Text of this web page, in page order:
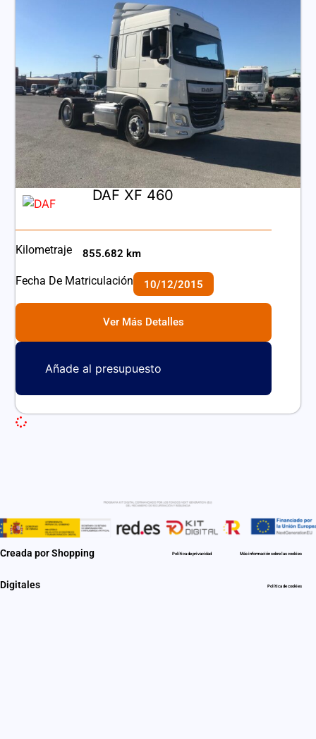
DAF XF 460
Kilometraje 855.682 km
Fecha De Matriculación 10/12/2015
Ver Más Detalles
Añade al presupuesto
Creada por Shopping
Digitales
Política de privacidad Más información sobre las cookies
Política de cookies